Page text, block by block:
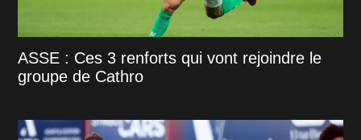
ASSE : Ces 3 renforts qui vont rejoindre le
groupe de Cathro